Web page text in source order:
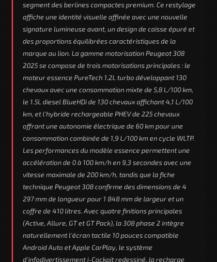
segment des berlines compactes premium. Ce restylage
affiche une identité visuelle affinée avec une nouvelle
signature lumineuse avant, un design de caisse épuré et
des proportions équilibrées caractéristiques de la
marque au lion. La gamme motorisation Peugeot 308
2025 se compose de trois motorisations principales : le
moteur essence PureTech 1.2L turbo développant 130
chevaux avec une consommation mixte de 5,8 L/100 km,
le 1.5L diesel BlueHDi de 130 chevaux affichant 4,1 L/100
km, et l'hybride rechargeable PHEV de 225 chevaux
offrant une autonomie électrique de 60 km pour une
consommation combinée de 1,9 L/100 km en cycle WLTP.
Les performances du modèle essence permettent une
accélération de 0 à 100 km/h en 9,3 secondes avec une
vitesse maximale de 200 km/h, tandis que la fiche
technique Peugeot 308 confirme des dimensions de 4
297 mm de longueur pour 1 848 mm de largeur et un
coffre de 410 litres. Avec quatre finitions principales
(Active, Allure, GT et GT Pack), la 308 phase 2 intègre
naturellement l'écran tactile 10 pouces compatible
Android Auto et Apple CarPlay, le système
d'infodivertissement i-Cockpit redessiné, la recharge